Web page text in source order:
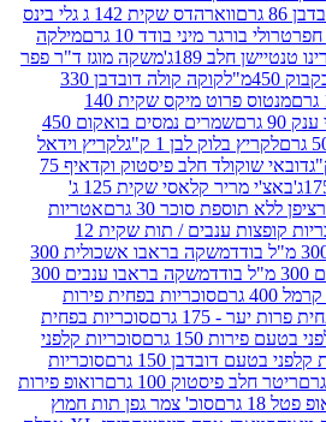
ווארהדס שקית 142 ג גלי בינס
מיני בודד 10 גרם
מילקה
189ג'
משקה מוגז ד"ר פפר
קוקה קולה דובדבן 330
מנטוס פרוט מיקס שקית 140
שמרים נמסים בואקום 450
לבן 1 ק"ג
לקריץ וידאל
דובאי שוקולד חלב פיסטוק וקדאיף 75
באצ'י מריר קלאסי שקית 125 ג'
סוכר 30 גרם
אטריות
צמר גפן עם סוכריות קופצות ענבים / תות שקית 12
משקה בראבו אשכולית 300
משקה בראבו ענבים 300
סוכריות בפחית פירות
גרם
סוכריות בפחית
גרם
סוכריות קלפני
150 גרם
סוכריות
100 גרם
רואופ פירות
סוכ' צמר גפן תות חמוץ